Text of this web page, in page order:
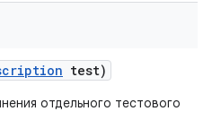
test)
отдельного тестового